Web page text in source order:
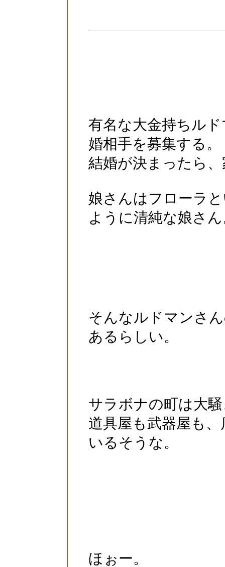
有名な大金持ちル
婚相手を募集する。
結婚が決まったら
娘さんはフローラ
ように清純な娘さ
そんなルドマンさ
あるらしい。
サラボナの町は大
道具屋も武器屋も
いるそうな。
ほぉー。